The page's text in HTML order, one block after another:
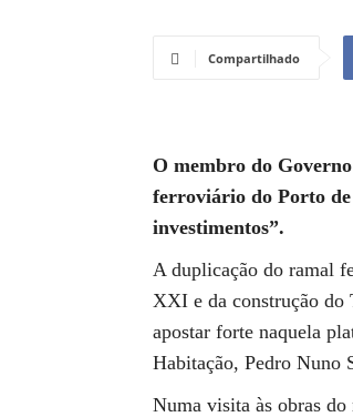
Compartilhado
O membro do
ferroviário do Porto
investimentos”.
A duplicação do ramal
XXI e da construção do
apostar forte naquela
Habitação, Pedro Nuno
Numa visita às obras